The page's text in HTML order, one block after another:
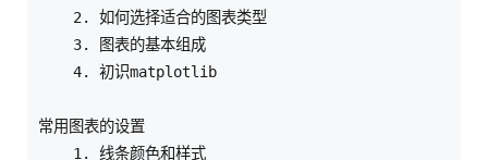
    2. 如何选择适合的图表类型
    3. 图表的基本组成
    4. 初识matplotlib
常用图表的设置
    1. 线条颜色和样式